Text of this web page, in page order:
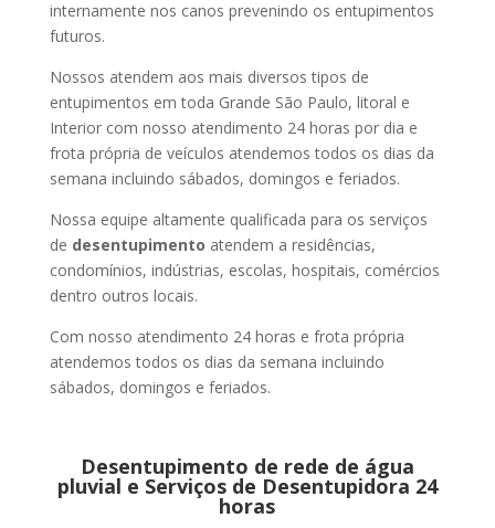
internamente nos canos prevenindo os entupimentos
futuros.
Nossos atendem aos mais diversos tipos de
entupimentos em toda Grande São Paulo, litoral e
Interior com nosso atendimento 24 horas por dia e
frota própria de veículos atendemos todos os dias da
semana incluindo sábados, domingos e feriados.
Nossa equipe altamente qualificada para os serviços
de desentupimento atendem a residências,
condomínios, indústrias, escolas, hospitais, comércios
dentro outros locais.
Com nosso atendimento 24 horas e frota própria
atendemos todos os dias da semana incluindo
sábados, domingos e feriados.
Desentupimento de rede de água
pluvial e Serviços de Desentupidora 24
horas